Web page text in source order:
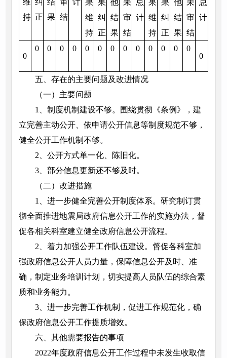
维
持
纠
正
结
果
审
结
计 果
维
持
果
纠
正
他
结
果
未
审
结
总
计
果
维
持
果
纠
正
他
结
果
未
审
结
总
计
0
0 0 0 0 0 0 0 0 0 0 0 0
0
0
五、存在的主要问题及改进情况
（一）主要问题
1、制度机制建设不够。围绕贯彻《条例》，建
立完善主动公开、依申请公开信息等制度规范不够，
健全公开工作机制不够。
2、公开方式单一化、陈旧化。
3、部分信息更新还不够及时。
（二）改进措施
1、进一步健全完善公开制度体系。研究制订贯
彻全面推进地震局政府信息公开工作的实施办法，督
促各相关科室建立健全政府信息公开流程。
2、着力加强公开工作队伍建设。督促各科室加
强政府信息公开人员力量，保障信息公开及时、准
确，制定业务培训计划，切实提高人员队伍的综合素
质和业务能力。
3、进一步完善工作机制，促进工作规范化，确
保政府信息公开工作提质增效。
六、其他需要报告的事项
2022年度政府信息公开工作过程中未发生收取信